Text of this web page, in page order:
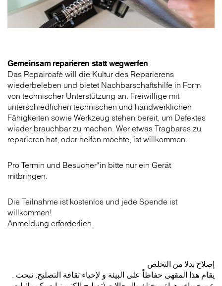
Gemeinsam reparieren statt wegwerfen
Das Repaircafé will die Kultur des Reparierens
wiederbeleben und bietet Nachbarschaftshilfe in Form
von technischer Unterstützung an. Freiwillige mit
unterschiedlichen technischen und handwerklichen
Fähigkeiten sowie Werkzeug stehen bereit, um Defektes
wieder brauchbar zu machen. Wer etwas Tragbares zu
reparieren hat, oder helfen möchte, ist willkommen.
Pro Termin und Besucher*in bitte nur ein Gerät
mitbringen.
Die Teilnahme ist kostenlos und jede Spende ist
willkommen!
Anmeldung erforderlich.
إصلاح بدلا من التخلص
. يقام هذا المقهى حفاظاً على البيئة و لإحياء ثقافة التصليح. نبحث